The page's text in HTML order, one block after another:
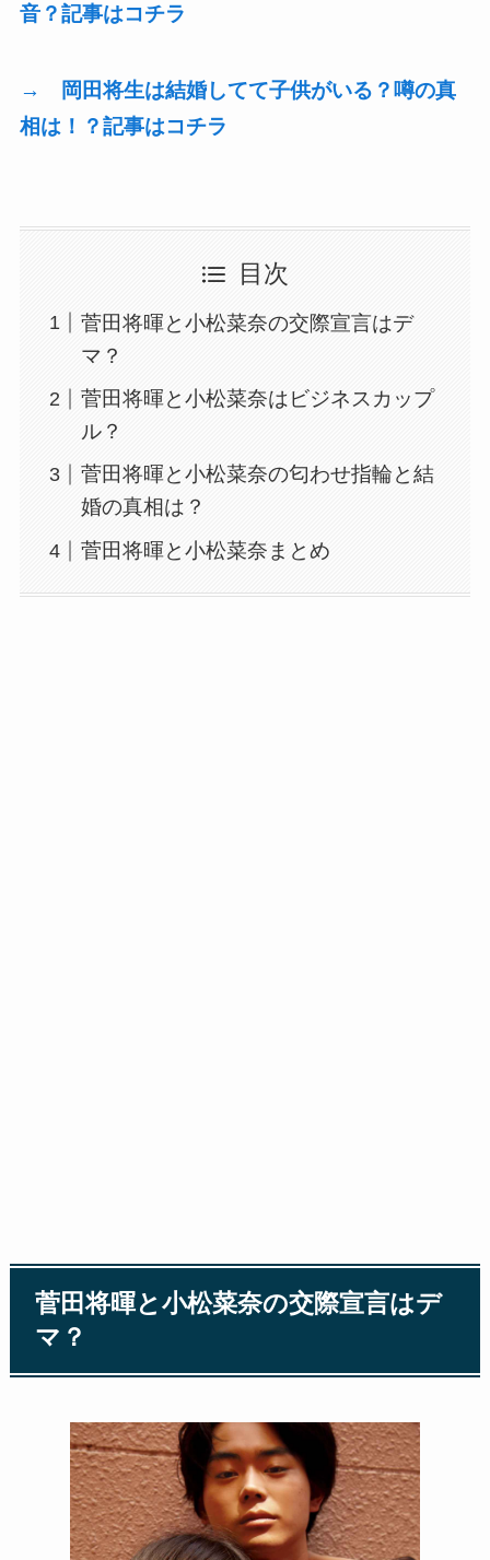
音？記事はコチラ
→ 岡田将生は結婚してて子供がいる？噂の真
相は！？記事はコチラ
目次
菅田将暉と小松菜奈の交際宣言はデ
マ？
菅田将暉と小松菜奈はビジネスカップ
ル？
菅田将暉と小松菜奈の匂わせ指輪と結
婚の真相は？
菅田将暉と小松菜奈まとめ
菅田将暉と小松菜奈の交際宣言はデ
マ？